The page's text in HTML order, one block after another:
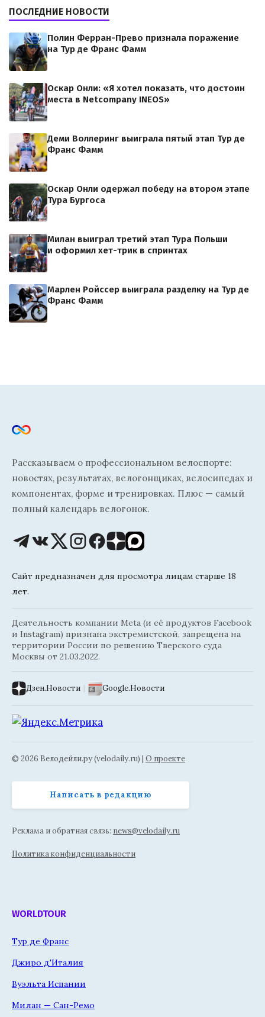
ПОСЛЕДНИЕ НОВОСТИ
Полин Ферран-Прево признала поражение
на Тур де Франс Фамм
Оскар Онли: «Я хотел показать, что достоин
места в Netcompany INEOS»
Деми Воллеринг выиграла пятый этап Тур де
Франс Фамм
Оскар Онли одержал победу на втором этапе
Тура Бургоса
Милан выиграл третий этап Тура Польши
и оформил хет-трик в спринтах
Марлен Ройссер выиграла разделку на Тур де
Франс Фамм
Рассказываем о профессиональном велоспорте:
новостях, результатах, велогонщиках, велосипедах и
компонентах, форме и тренировках. Плюс — самый
полный календарь велогонок.
Сайт предназначен для просмотра лицам старше 18
лет.
Деятельность компании Meta (и её продуктов Facebook
и Instagram) признана экстремистской, запрещена на
территории России по решению Тверского суда
Москвы от 21.03.2022.
Дзен.Новости | Google.Новости
© 2026 Велодейли.ру (velodaily.ru) | О проекте
Написать в редакцию
Реклама и обратная связь: news@velodaily.ru
Политика конфиденциальности
WORLDTOUR
Тур де Франс
Джиро д'Италия
Вуэльта Испании
Милан — Сан-Ремо